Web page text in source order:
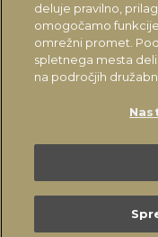
Kontakt
deluje pravilno,
omogočamo
omrežni promet.
spletnega mesta
na področjih